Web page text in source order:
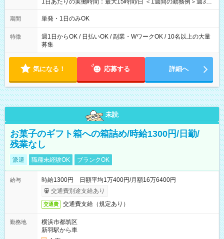
1日あたりの実働時間：最大15時間/日 ＜1週間の勤務例＞週3回
勤務 勤務：月・水・金 休み：火・木・土・日 好きな時にお仕事
可能です！ ※1日あたりの最大実働時間は日勤、夜勤共に勤務し
期間 単発・1日のみOK
特徴
週1日からOK / 日払いOK / 副業・WワークOK / 10名以上の大量
募集
気になる！ 応募する 詳細へ
未読
お菓子のギフト箱への箱詰め/時給1300円/日勤/
残業なし
派遣 職種未経験OK ブランクOK
給与
時給1300円 日額平均1万400円/月額16万6400円
交通費別途支給あり
交通費 交通費支給（規定あり）
勤務地
横浜市都筑区
新羽駅から車